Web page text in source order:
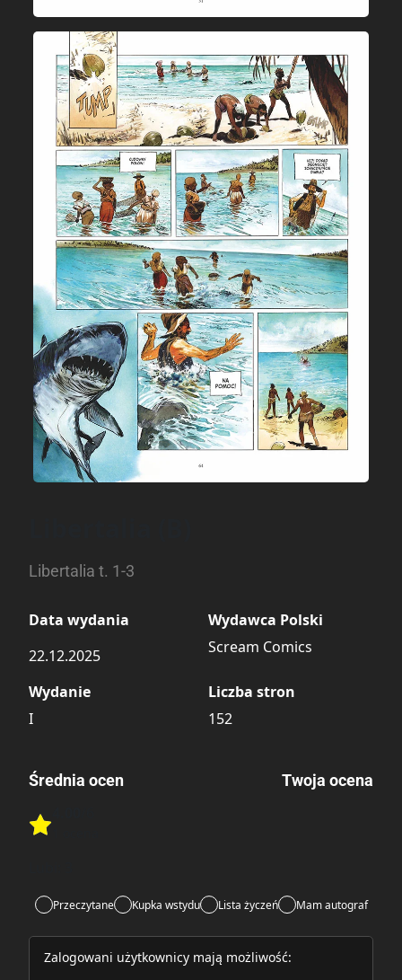
Libertalia t. 1-3
Data wydania
22.12.2025
Wydawca Polski
Scream Comics
Wydanie
I
Liczba stron
152
Średnia ocen
Rate this item:
Twoja ocena
Przeczytane Kupka wstydu Lista życzeń Mam autograf
Zalogowani użytkownicy mają możliwość: